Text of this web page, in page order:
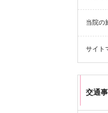
当院の
サイト
交通